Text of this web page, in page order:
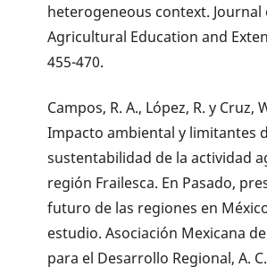
heterogeneous context. Journal
Agricultural Education and
455-470.
Campos, R. A., López, R. y Cruz,
Impacto ambiental y limitantes
sustentabilidad de la actividad
región Frailesca. En Pasado,
futuro de las regiones en
estudio. Asociación Mexicana
para el Desarrollo Regional, A.